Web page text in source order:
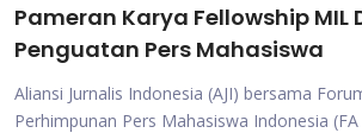
Pameran Karya Fellowship MIL
Penguatan Pers Mahasiswa
Aliansi Jurnalis Indonesia (AJI) bersama
Perhimpunan Pers Mahasiswa Indonesia (FA